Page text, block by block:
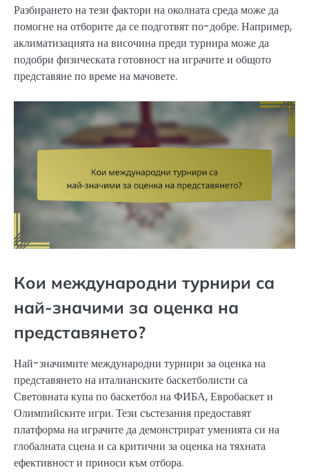
Разбирането на тези фактори на околната среда може да
помогне на отборите да се подготвят по-добре. Например,
аклиматизацията на височина преди турнира може да
подобри физическата готовност на играчите и общото
представяне по време на мачовете.
Кои международни турнири са
най-значими за оценка на
представянето?
Най-значимите международни турнири за оценка на
представянето на италианските баскетболисти са
Световната купа по баскетбол на ФИБА, Евробаскет и
Олимпийските игри. Тези състезания предоставят
платформа на играчите да демонстрират уменията си на
глобалната сцена и са критични за оценка на тяхната
ефективност и приноси към отбора.